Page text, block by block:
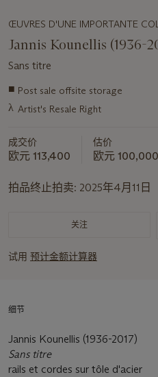
ŒUVRES D'UNE IMPORTANTE
Jannis Kounellis (1936-
Sans titre
关
于
拍
品
要
■ Post sale offsite storage
λ Artist's Resale Right
成交价
欧元 113,400
估价
欧元
拍品终止拍卖: 2025年4月11日
关注
试用 预计金额计算器
细节
Jannis Kounellis (1936-2017)
Sans titre
rails et cordes sur tôle d'acier